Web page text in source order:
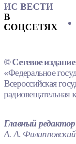
ИС ВЕСТИ
В
СОЦСЕТЯХ
© Сетевое
«Федеральное
Всероссийская
Главный редактор
А. А. Филипповский